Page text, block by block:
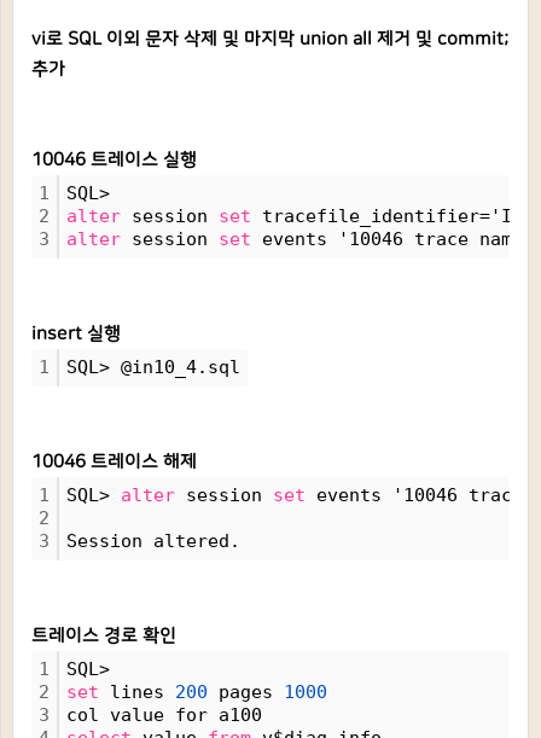
vi로 SQL 이외 문자 삭제 및 마지막 union all 제거 및 commit;
추가
10046 트레이스 실행
1
2
3
SQL>
alter session set
alter session set events '10046 trace
insert 실행
1 SQL> @in10_4.sql
10046 트레이스 해제
1
2
3
SQL> alter session set events '10046 trace
Session altered.
트레이스 경로 확인
1
2
3
SQL>
set lines 200 pages 1000
col value for a100